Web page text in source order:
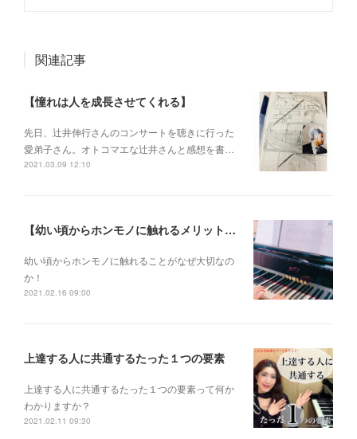
関連記事
【憧れは人を成長させてくれる】
先日、辻井伸行さんのコンサートを 聴きに行った
愛弟子さん。 オトコマエな辻井さんと 感想を書…
2021.03.09 12:10
【幼い頃からホンモノに触れるメリットとは？】
幼い頃からホンモノに 触れることがなぜ大切なの
か！
2021.02.16 09:00
上達する人に共通するたった１つの要素
上達する人に共通するたった１つの要素って何か
わかりますか？
2021.02.11 09:30